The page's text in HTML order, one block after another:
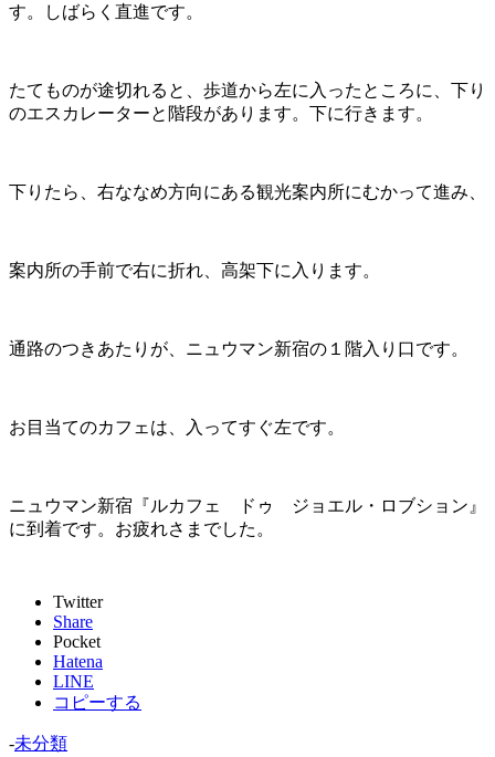
す。しばらく直進です。
たてものが途切れると、歩道から左に入ったところに、下り
のエスカレーターと階段があります。下に行きます。
下りたら、右ななめ方向にある観光案内所にむかって進み、
案内所の手前で右に折れ、高架下に入ります。
通路のつきあたりが、ニュウマン新宿の１階入り口です。
お目当てのカフェは、入ってすぐ左です。
ニュウマン新宿『ルカフェ ドゥ ジョエル・ロブション』
に到着です。お疲れさまでした。
Twitter
Share
Pocket
Hatena
LINE
コピーする
-未分類